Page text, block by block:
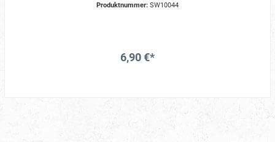
Produktnummer: SW10044
6,90 €*